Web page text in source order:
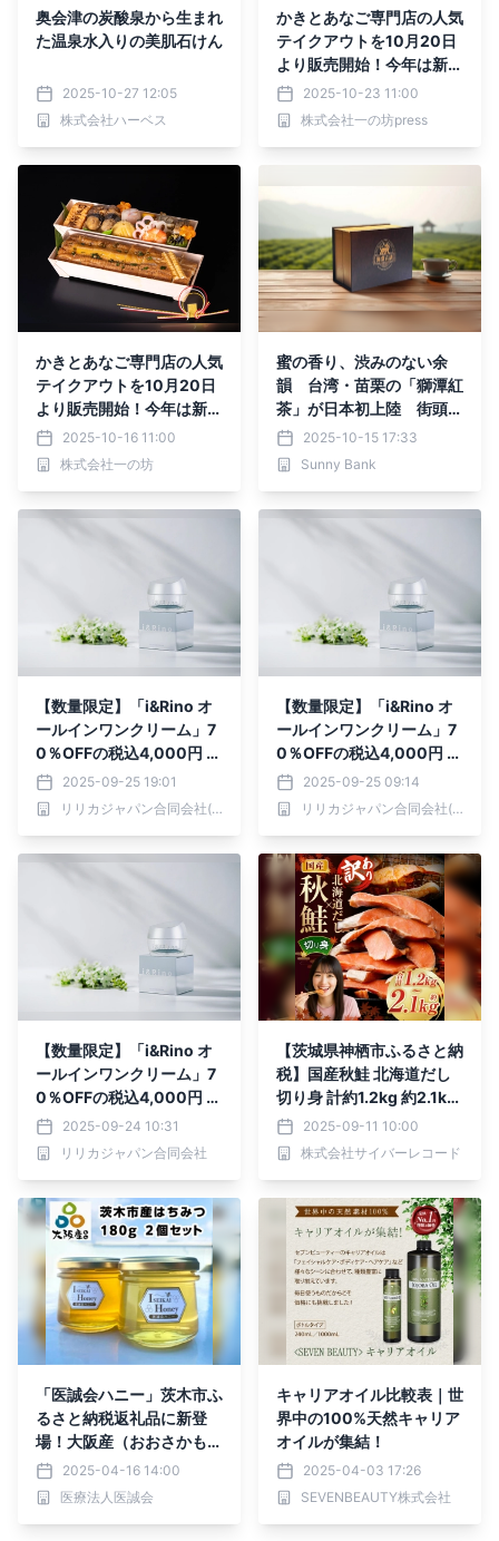
奥会津の炭酸泉から生まれ
た温泉水入りの美肌石けん
2025-10-27 12:05
株式会社ハーベス
かきとあなご専門店の人気
テイクアウトを10月20日
より販売開始！今年は新メ
ニュー2種も加わりました
【宮城・松島】
2025-10-23 11:00
株式会社一の坊press
かきとあなご専門店の人気
テイクアウトを10月20日
より販売開始！今年は新メ
ニュー2種も加わりました
【宮城・松島】
2025-10-16 11:00
株式会社一の坊
蜜の香り、渋みのない余
韻 台湾・苗栗の「獅潭紅
茶」が日本初上陸 街頭試
飲で“和紅茶”に挑戦
2025-10-15 17:33
Sunny Bank
【数量限定】「i&Rino オ
ールインワンクリーム」7
0％OFFの税込4,000円 セ
ール初日で50個突破、驚
異のリピート率90％
2025-09-25 19:01
リリカジャパン合同会社(マーケティング用)
【数量限定】「i&Rino オ
ールインワンクリーム」7
0％OFFの税込4,000円 セ
ール初日で50個突破、驚
異のリピート率90％
2025-09-25 09:14
リリカジャパン合同会社(マーケティング用)
【数量限定】「i&Rino オ
ールインワンクリーム」7
0％OFFの税込4,000円 セ
ール初日で50個突破、驚
異のリピート率90％
2025-09-24 10:31
リリカジャパン合同会社
【茨城県神栖市ふるさと納
税】国産秋鮭 北海道だし
切り身 計約1.2kg 約2.1kg
が登場！2025-09-11 10:00
株式会社サイバーレコード
「医誠会ハニー」茨木市ふ
るさと納税返礼品に新登
場！大阪産（おおさかも
ん）認定の逸品をぜひご賞
味あれ！
2025-04-16 14:00
医療法人医誠会
キャリアオイル比較表｜世
界中の100%天然キャリア
オイルが集結！
2025-04-03 17:26
SEVENBEAUTY株式会社